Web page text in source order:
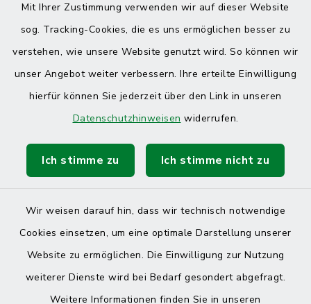
Mit Ihrer Zustimmung verwenden wir auf dieser Website
sog. Tracking-Cookies, die es uns ermöglichen besser zu
verstehen, wie unsere Website genutzt wird. So können wir
unser Angebot weiter verbessern. Ihre erteilte Einwilligung
hierfür können Sie jederzeit über den Link in unseren
Datenschutzhinweisen widerrufen.
Ich stimme zu Ich stimme nicht zu
Wir weisen darauf hin, dass wir technisch notwendige
Cookies einsetzen, um eine optimale Darstellung unserer
Website zu ermöglichen. Die Einwilligung zur Nutzung
weiterer Dienste wird bei Bedarf gesondert abgefragt.
Weitere Informationen finden Sie in unseren